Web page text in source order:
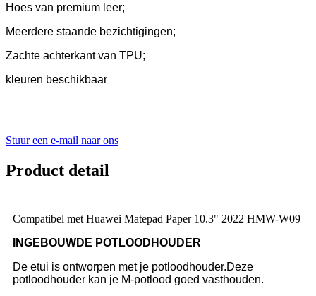
Hoes van premium leer;
Meerdere staande bezichtigingen;
Zachte achterkant van TPU;
kleuren beschikbaar
Stuur een e-mail naar ons
Product detail
Compatibel met Huawei Matepad Paper 10.3" 2022 HMW-W09
INGEBOUWDE POTLOODHOUDER
De etui is ontworpen met je potloodhouder.Deze
potloodhouder kan je M-potlood goed vasthouden.